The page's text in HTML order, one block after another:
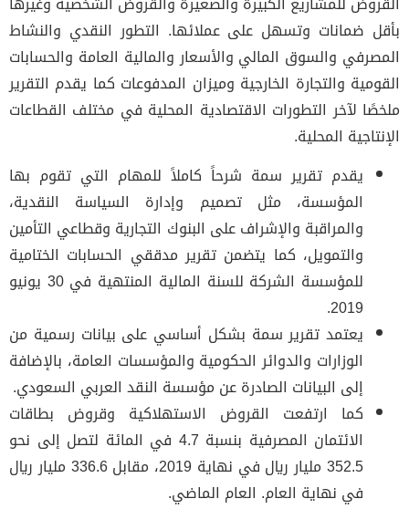
بأقل ضمانات وتسهل على عملائها. التطور النقدي والنشاط
المصرفي والسوق المالي والأسعار والمالية العامة والحسابات
القومية والتجارة الخارجية وميزان المدفوعات كما يقدم التقرير
ملخصًا لآخر التطورات الاقتصادية المحلية في مختلف القطاعات
الإنتاجية المحلية.
يقدم تقرير سمة شرحاً كاملاً للمهام التي تقوم بها
المؤسسة، مثل تصميم وإدارة السياسة النقدية،
والمراقبة والإشراف على البنوك التجارية وقطاعي التأمين
والتمويل، كما يتضمن تقرير مدققي الحسابات الختامية
للمؤسسة الشركة للسنة المالية المنتهية في 30 يونيو
2019.
يعتمد تقرير سمة بشكل أساسي على بيانات رسمية من
الوزارات والدوائر الحكومية والمؤسسات العامة، بالإضافة
إلى البيانات الصادرة عن مؤسسة النقد العربي السعودي.
كما ارتفعت القروض الاستهلاكية وقروض بطاقات
الائتمان المصرفية بنسبة 4.7 في المائة لتصل إلى نحو
352.5 مليار ريال في نهاية 2019، مقابل 336.6 مليار ريال
في نهاية العام. العام الماضي.